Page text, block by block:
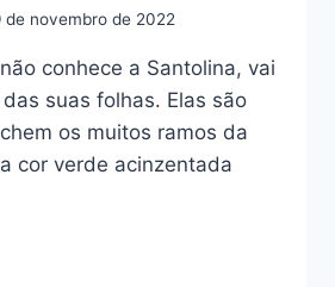
de novembro de 2022
conhece a Santolina, vai
suas folhas. Elas são
os muitos ramos da
cor verde acinzentada